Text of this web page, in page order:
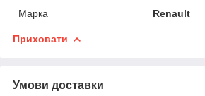
Марка
Renault
Приховати
Умови доставки